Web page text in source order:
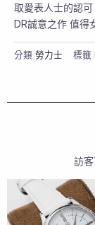
取愛表人士的認
DR誠意之作 值得
分類 勞力士 標籤
訪